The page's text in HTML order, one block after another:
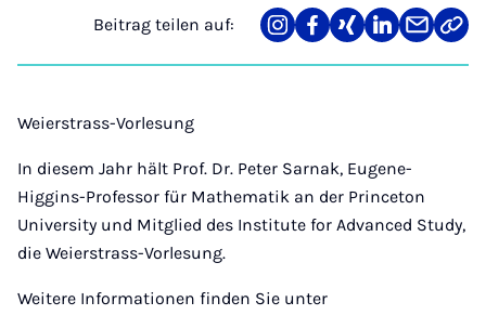
Beitrag teilen auf:
Teilen
auf
Teilen
auf
Teilen
auf
Teilen
auf
Teilen
über
Link
Weierstrass-Vorlesung
In diesem Jahr hält Prof. Dr. Peter Sarnak, Eugene-
Higgins-Professor für Mathematik an der Princeton
University und Mitglied des Institute for Advanced Study,
die Weierstrass-Vorlesung.
Weitere Informationen finden Sie unter